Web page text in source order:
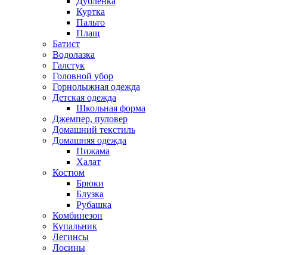
Куртка
Пальто
Плащ
Батист
Водолазка
Галстук
Головной убор
Горнолыжная одежда
Детская одежда
Школьная форма
Джемпер, пуловер
Домашний текстиль
Домашняя одежда
Пижама
Халат
Костюм
Брюки
Блузка
Рубашка
Комбинезон
Купальник
Легинсы
Лосины